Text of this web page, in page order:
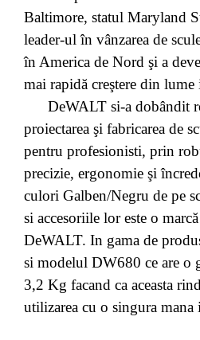
Baltimore, statul Maryland
leader-ul în vânzarea de
în America de Nord şi a
mai rapidă creştere din
DeWALT si-a dobândit
proiectarea şi fabricarea de
pentru profesionisti, prin
precizie, ergonomie şi
culori Galben/Negru de pe
si accesoriile lor este o
DeWALT. In gama de
si modelul DW680 ce are o
3,2 Kg facand ca aceasta
utilizarea cu o singura mana